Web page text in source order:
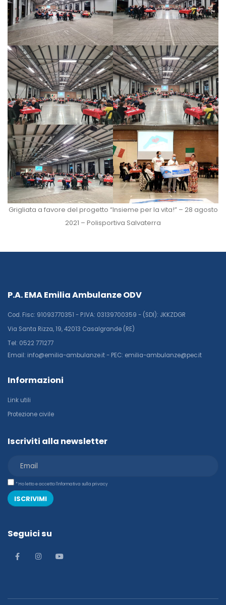
Grigliata a favore del progetto “Insieme per la vita!” – 28 agosto
2021 – Polisportiva Salvaterra
P.A. EMA Emilia Ambulanze ODV
Cod. Fisc: 91093770351 - P.IVA: 03139700359 - (SDI): JKKZDGR
Via Santa Rizza, 19, 42013 Casalgrande (RE)
Tel: 0522 771277
Email: info@emilia-ambulanze.it - PEC: emilia-ambulanze@pec.it
Informazioni
Link utili
Protezione civile
Iscriviti alla newsletter
* Ho letto e accetto l'informativa sulla privacy
ISCRIVIMI
Seguici su